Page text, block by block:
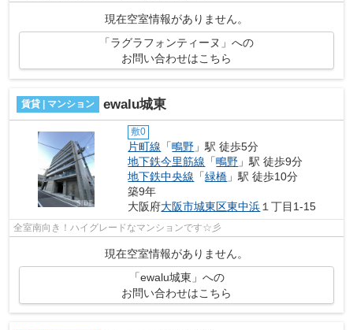
現在空室情報がありません。
「ラグラフォンティーヌ」への
お問い合わせはこちら
賃貸 | マンション ewalu城東
敷0
片町線 「鴫野 」駅 徒歩5分
地下鉄今里筋線 「鴫野 」駅 徒歩9分
地下鉄中央線 「緑橋 」駅 徒歩10分
築9年
大阪府大阪市城東区東中浜 １丁目1-15
全室南向き！ハイグレードなマンションです☆彡
現在空室情報がありません。
「ewalu城東」への
お問い合わせはこちら